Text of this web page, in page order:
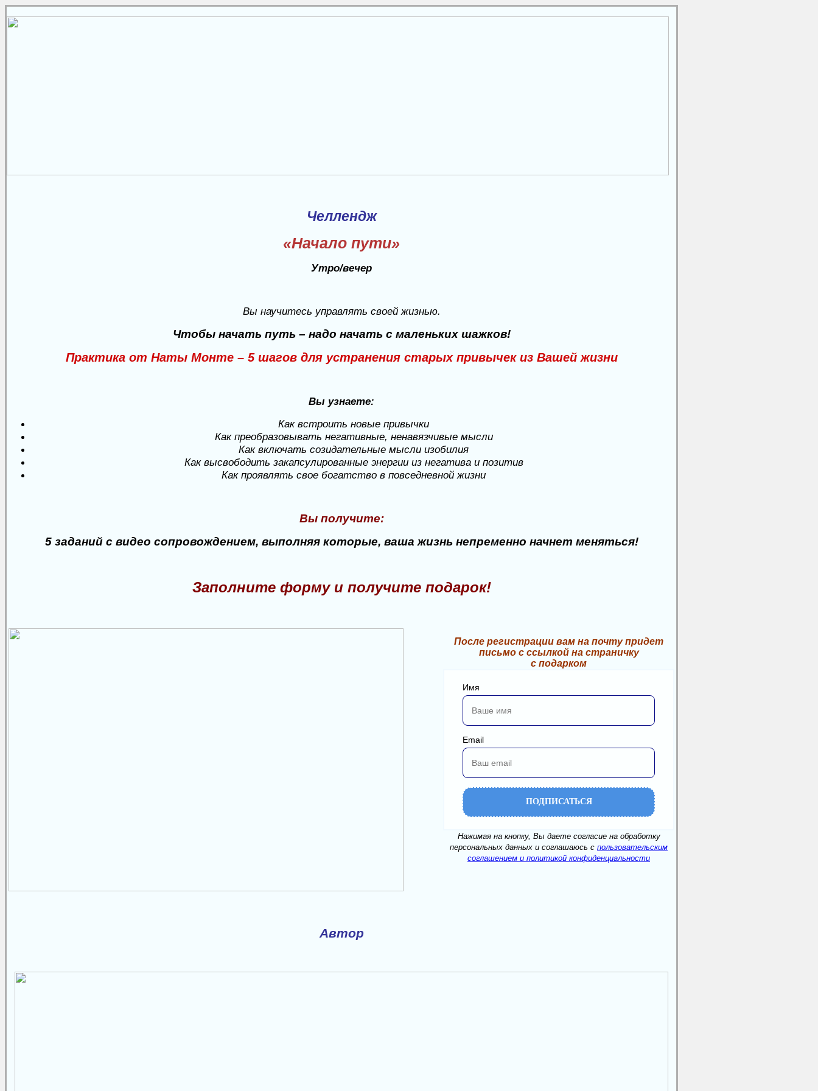
Челлендж
«Начало пути»
Утро/вечер
Вы научитесь управлять своей жизнью.
Чтобы начать путь – надо начать с маленьких шажков!
Практика от Наты Монте – 5 шагов для устранения старых привычек из Вашей жизни
Вы узнаете:
Как встроить новые привычки
Как преобразовывать негативные, ненавязчивые мысли
Как включать созидательные мысли изобилия
Как высвободить закапсулированные энергии из негатива и позитив
Как проявлять свое богатство в повседневной жизни
Вы получите:
5 заданий с видео сопровождением, выполняя которые, ваша жизнь непременно начнет меняться!
Заполните форму и получите подарок!
После регистрации вам на почту придет
письмо с ссылкой на страничку
с подарком
Имя
Email
ПОДПИСАТЬСЯ
Нажимая на кнопку, Вы даете согласие на обработку
персональных данных и соглашаюсь c пользовательским
соглашением и политикой конфиденциальности
Автор